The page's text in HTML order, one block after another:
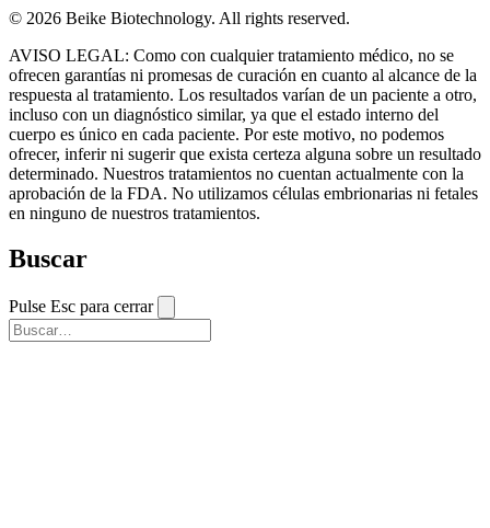
© 2026 Beike Biotechnology. All rights reserved.
AVISO LEGAL: Como con cualquier tratamiento médico, no se
ofrecen garantías ni promesas de curación en cuanto al alcance de la
respuesta al tratamiento. Los resultados varían de un paciente a otro,
incluso con un diagnóstico similar, ya que el estado interno del
cuerpo es único en cada paciente. Por este motivo, no podemos
ofrecer, inferir ni sugerir que exista certeza alguna sobre un resultado
determinado. Nuestros tratamientos no cuentan actualmente con la
aprobación de la FDA. No utilizamos células embrionarias ni fetales
en ninguno de nuestros tratamientos.
Buscar
Pulse Esc para cerrar